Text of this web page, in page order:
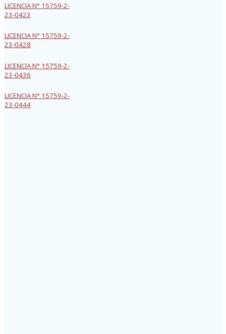
LICENCIA N° 15759-2-
23-0423
LICENCIA N° 15759-2-
23-0428
LICENCIA N° 15759-2-
23-0436
LICENCIA N° 15759-2-
23-0444